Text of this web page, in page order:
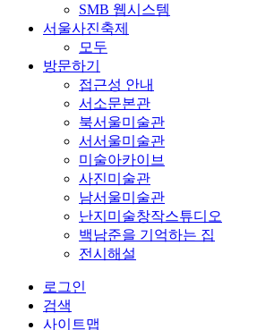
SMB 웹시스템
서울사진축제
모두
방문하기
접근성 안내
서소문본관
북서울미술관
서서울미술관
미술아카이브
사진미술관
남서울미술관
난지미술창작스튜디오
백남준을 기억하는 집
전시해설
로그인
검색
사이트맵